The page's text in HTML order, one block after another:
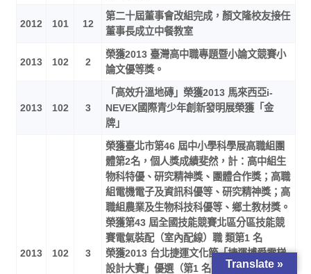
2012 101 12
第二十屆董事會改組完成，顏文隆校友接任
董事長成立中餐教室
2013 102 2
榮獲2013 臺灣高中職專題暨小論文競賽小
論文優等獎。
2013 102 3
「高效升溫地磚」榮獲2013 馬來西亞i-
NEVEX國際青少年創新發明展榮獲「金
牌」
2013 102 3
榮獲臺北市第46 屆中小學科學展高職組團
體第2名，個人獎成績斐然，計：高中組生
物科特優、研究精神獎、團體合作獎；高職
組電機電子及資訊科優等、研究精神獎；高
職組農業及生物科技科優等、鄉土教材獎。
榮獲第43 屆全國技能競賽北區分區技能競
賽電氣裝配（室內配線）職 類第1 名
榮獲2013 台北捷運文化節「捷運博愛電梯
設計大賽」優選（第1 名）
Translate »